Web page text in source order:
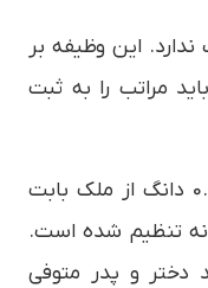
این وظیفه بر
مراتب را به ثبت
در انتقال اجرایی ثبت به میزان 0.79 دانگ از ملک بابت
تنظیم شده است.
دختر و پدر متوفی